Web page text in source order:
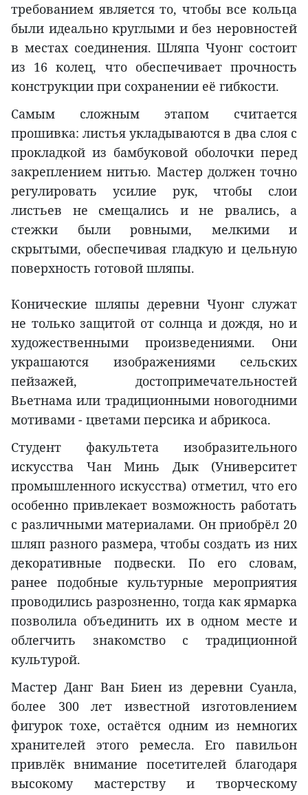
требованием является то, чтобы все кольца
были идеально круглыми и без неровностей
в местах соединения. Шляпа Чуонг состоит
из 16 колец, что обеспечивает прочность
конструкции при сохранении её гибкости.
Самым сложным этапом считается
прошивка: листья укладываются в два слоя с
прокладкой из бамбуковой оболочки перед
закреплением нитью. Мастер должен точно
регулировать усилие рук, чтобы слои
листьев не смещались и не рвались, а
стежки были ровными, мелкими и
скрытыми, обеспечивая гладкую и цельную
поверхность готовой шляпы.
Конические шляпы деревни Чуонг служат
не только защитой от солнца и дождя, но и
художественными произведениями. Они
украшаются изображениями сельских
пейзажей, достопримечательностей
Вьетнама или традиционными новогодними
мотивами - цветами персика и абрикоса.
Студент факультета изобразительного
искусства Чан Минь Дык (Университет
промышленного искусства) отметил, что его
особенно привлекает возможность работать
с различными материалами. Он приобрёл 20
шляп разного размера, чтобы создать из них
декоративные подвески. По его словам,
ранее подобные культурные мероприятия
проводились разрозненно, тогда как ярмарка
позволила объединить их в одном месте и
облегчить знакомство с традиционной
культурой.
Мастер Данг Ван Биен из деревни Суанла,
более 300 лет известной изготовлением
фигурок тохе, остаётся одним из немногих
хранителей этого ремесла. Его павильон
привлёк внимание посетителей благодаря
высокому мастерству и творческому